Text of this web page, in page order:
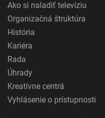
Ako si naladiť televíziu
Organizačná štruktúra
História
Kariéra
Rada
Úhrady
Kreatívne centrá
Vyhlásenie o prístupnosti